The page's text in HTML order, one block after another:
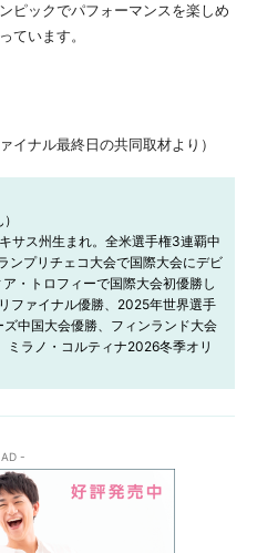
ピックでパフォーマンスを楽しめ
ています。
イナル最終日の共同取材より）
サス州生まれ。全米選手権3連覇中
ンプリチェコ大会で国際大会にデビ
・トロフィーで国際大会初優勝し
ファイナル優勝、2025年世界選手
中国大会優勝、フィンランド大会
ラノ・コルティナ2026冬季オリ
-